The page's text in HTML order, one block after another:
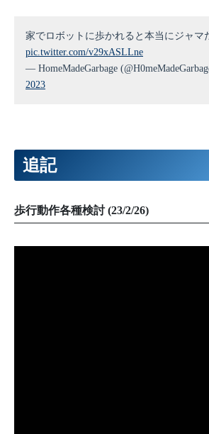
家でロボットに歩かれると本当にジャマ
pic.twitter.com/v29xASLLne
— HomeMadeGarbage
2023
追記
歩行動作各種検討 (23/2/26)